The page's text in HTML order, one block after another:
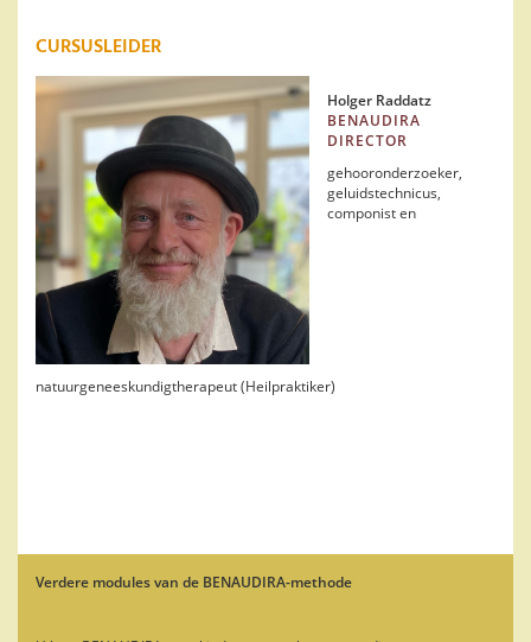
CURSUSLEIDER
Holger Raddatz
BENAUDIRA
DIRECTOR
gehooronderzoeker,
geluidstechnicus,
componist en
natuurgeneeskundigtherapeut (Heilpraktiker)
Verdere modules van de BENAUDIRA-methode